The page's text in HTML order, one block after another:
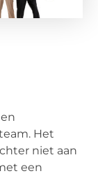
Het
niet aan
een